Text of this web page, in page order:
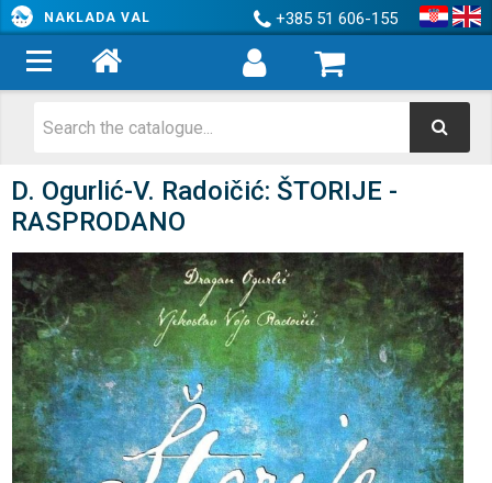
NAKLADA VAL +385 51 606-155
D. Ogurlić-V. Radoičić: ŠTORIJE -
RASPRODANO